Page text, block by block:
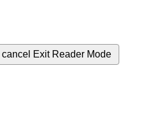
cancel Exit Reader Mode